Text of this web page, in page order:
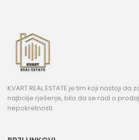
KVART REAL ESTATE je tim koji nastoji
najbolje rješenje, bilo da se radi o
nepokretnosti.